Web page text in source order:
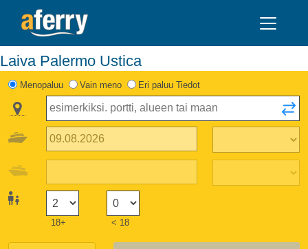
Laiva Palermo Ustica
Menopaluu Vain meno Eri paluu Tiedot
18+ < 18